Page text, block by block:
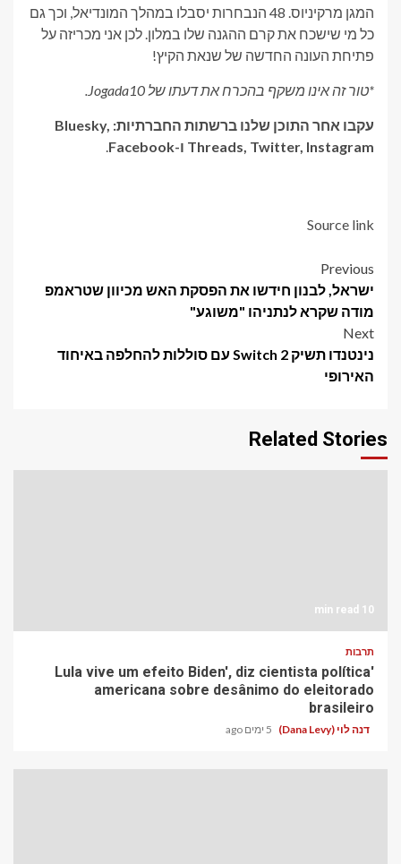
המגן מרקיניוס. 48 הנבחרות יסבלו במהלך המונדיאל, וכך גם
כל מי שישכח את קרם ההגנה שלו במלון. לכן אני מכריזה על
פתיחת העונה החדשה של שנאת הקיץ!
*טור זה אינו משקף בהכרח את דעתו של Jogada10.
עקבו אחר התוכן שלנו ברשתות החברתיות: Bluesky,
Threads, Twitter, Instagram ו-Facebook
.
Source link
Post
navigation
Previous
ישראל, לבנון חידשו את הפסקת האש מכיוון שטראמפ
מודה שקרא לנתניהו "משוגע"
Next
נינטנדו תשיק Switch 2 עם סוללות להחלפה באיחוד
האירופי
Related Stories
10 min read
תרבות
'Lula vive um efeito Biden', diz cientista política
americana sobre desânimo do eleitorado
brasileiro
דנה לוי (Dana Levy) 5 ימים ago